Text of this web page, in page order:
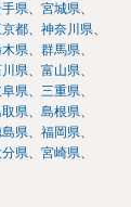
県
宮城県
都
神奈川県
県
群馬県
県
富山県
県
三重県
県
島根県
県
福岡県
県
宮崎県